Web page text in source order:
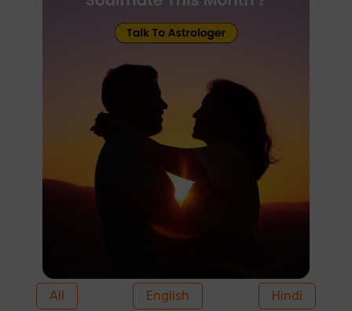
All English Hindi